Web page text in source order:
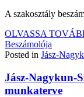
A szakosztály
OLVASSA
Beszámolója
Posted in Jász-
Jász-Nagykun-
munkaterve